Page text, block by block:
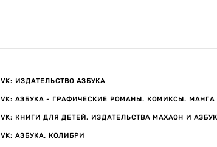
VK: ИЗДАТЕЛЬСТВО АЗБУКА
VK: АЗБУКА - ГРАФИЧЕСКИЕ РОМАНЫ. КОМИКСЫ. МАНГА
VK: КНИГИ ДЛЯ ДЕТЕЙ. ИЗДАТЕЛЬСТВА МАХАОН И
VK: АЗБУКА. КОЛИБРИ